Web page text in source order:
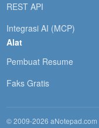
REST API
Integrasi AI (MCP)
Alat
Pembuat Resume
Faks Gratis
© 2009-2026 aNotepad.com